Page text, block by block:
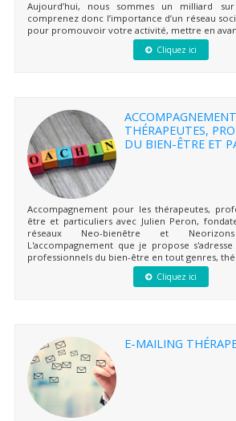
Aujourd’hui, nous sommes un milliard
comprenez donc l’importance d’un réseau
pour promouvoir votre activité, mettre en
Cliquez ici
THÉRAPEUTES,
DU BIEN-ÊTRE ET
Accompagnement pour les thérapeutes,
être et particuliers avec Julien Peron,
réseaux Neo-bienêtre et
L'accompagnement que je propose
professionnels du bien-être en tout genres,
Cliquez ici
E-MAILING